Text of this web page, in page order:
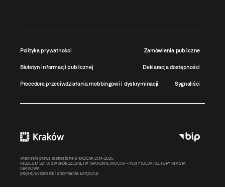
Polityka prywatności Zamówienia publiczne
Biuletyn informacji publicznej Deklaracja dostępności
Procedura przeciwdziałania mobbingowi i dyskryminacji Sygnaliści
Wszystkie prawa zastrzeżone © MOCAK 2011-2026
MUZEUM SZTUKI WSPÓŁCZESNEJ W KRAKOWIE MOCAK – INSTYTUCJA KULTURY MIASTA
KRAKOWA
projekt, wykonanie i utrzymanie: Bonjour.pl